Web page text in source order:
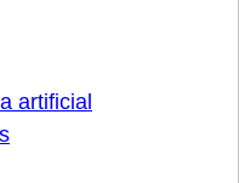
artificial